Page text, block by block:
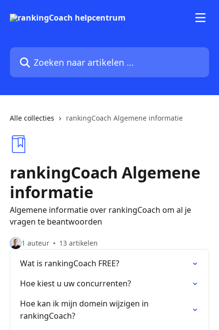
Zoeken naar artikelen ...
Alle collecties rankingCoach Algemene informatie
rankingCoach Algemene
informatie
Algemene informatie over rankingCoach om al je
vragen te beantwoorden
1 auteur 13 artikelen
Wat is rankingCoach FREE?
Hoe kiest u uw concurrenten?
Hoe kan ik mijn domein wijzigen in
rankingCoach?